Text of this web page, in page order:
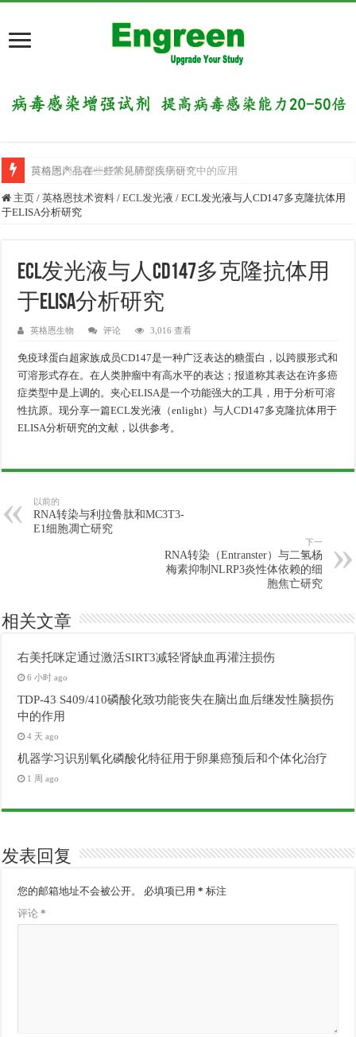
英格恩产品在一些常见肺部疾病研究中的应用
目前国内有哪些好的科研交流平台？
主页 / 英格恩技术资料 / ECL发光液 / ECL发光液与人CD147多克隆抗体用
于ELISA分析研究
ECL发光液与人CD147多克隆抗体用
于ELISA分析研究
英格恩生物 评论 3,016 查看
免疫球蛋白超家族成员CD147是一种广泛表达的糖蛋白，以跨膜形式和
可溶形式存在。在人类肿瘤中有高水平的表达；报道称其表达在许多癌
症类型中是上调的。夹心ELISA是一个功能强大的工具，用于分析可溶
性抗原。现分享一篇ECL发光液（enlight）与人CD147多克隆抗体用于
ELISA分析研究的文献，以供参考。
以前的
RNA转染与利拉鲁肽和MC3T3-
E1细胞凋亡研究
下一
RNA转染（Entranster）与二氢杨
梅素抑制NLRP3炎性体依赖的细
胞焦亡研究
相关文章
右美托咪定通过激活SIRT3减轻肾缺血再灌注损伤
6 小时 ago
TDP-43 S409/410磷酸化致功能丧失在脑出血后继发性脑损伤
中的作用
4 天 ago
机器学习识别氧化磷酸化特征用于卵巢癌预后和个体化治疗
1 周 ago
发表回复
您的邮箱地址不会被公开。 必填项已用* 标注
评论*